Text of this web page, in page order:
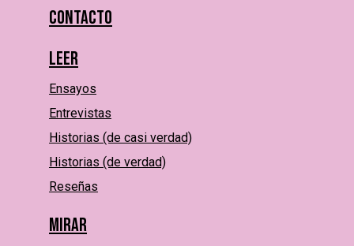
Contacto
Leer
Ensayos
Entrevistas
Historias (de casi verdad)
Historias (de verdad)
Reseñas
Mirar